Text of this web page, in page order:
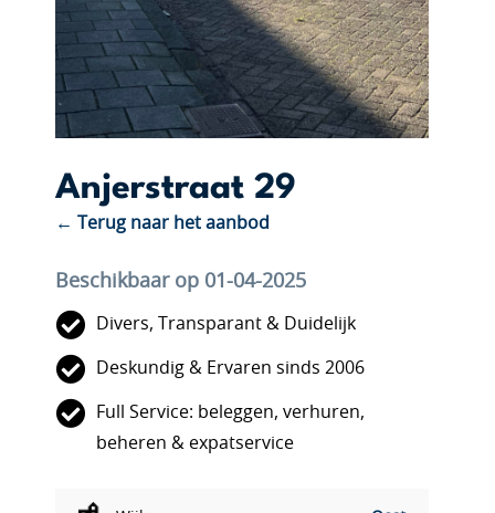
Anjerstraat 29
← Terug naar het aanbod
Beschikbaar op 01-04-2025
Divers, Transparant & Duidelijk
Deskundig & Ervaren sinds 2006
Full Service: beleggen, verhuren,
beheren & expatservice